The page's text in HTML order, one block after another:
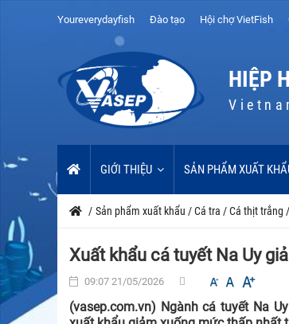
Youreverydayfish Đào tạo Hội chợ VietFish
HIỆP
GIỚI THIỆU SẢN PHẨM XUẤT
/ Sản phẩm xuất khẩu /Cá tra /Cá thịt trắng /
Xuất khẩu cá tuyết Na Uy
09:07 21/05/2026
(vasep.com.vn) Ngành cá tuyết Na